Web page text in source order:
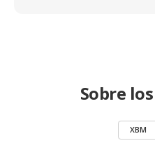
Sobre
XBM